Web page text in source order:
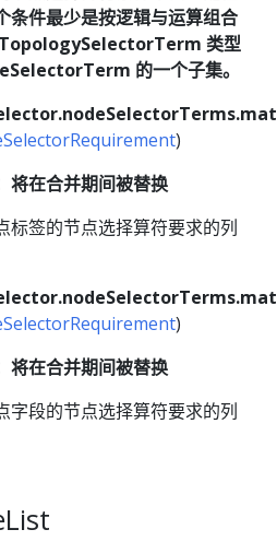
条件最少是按逻辑与运算组合
TopologySelectorTerm 类型
的一个子集。
)
将在合并期间被替换
标签的节点选择算符要求的列
)
将在合并期间被替换
字段的节点选择算符要求的列